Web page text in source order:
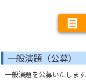
一般演題（公募）
一般演題を公募いたしま